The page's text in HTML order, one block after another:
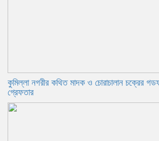
কুমিল্লা নগরীর কথিত মাদক ও চোরাচালান চক্রের
গ্রেফতার